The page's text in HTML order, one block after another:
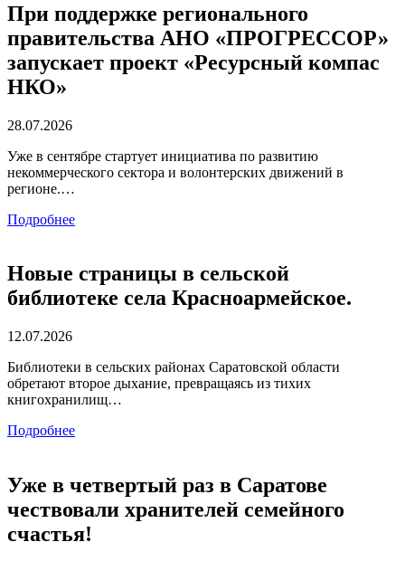
При поддержке регионального
правительства АНО «ПРОГРЕССОР»
запускает проект «Ресурсный компас
НКО»
28.07.2026
Уже в сентябре стартует инициатива по развитию
некоммерческого сектора и волонтерских движений в
регионе.…
Подробнее
Новые страницы в сельской
библиотеке села Красноармейское.
12.07.2026
Библиотеки в сельских районах Саратовской области
обретают второе дыхание, превращаясь из тихих
книгохранилищ…
Подробнее
Уже в четвертый раз в Саратове
чествовали хранителей семейного
счастья!